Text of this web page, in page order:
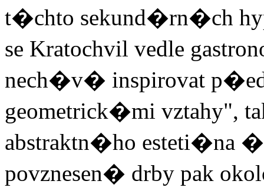
t�chto sekund�rn�ch
se Kratochvil vedle
nech�v� inspirovat
geometrick�mi vztahy",
abstraktn�ho esteti�na
povznesen� drby pak